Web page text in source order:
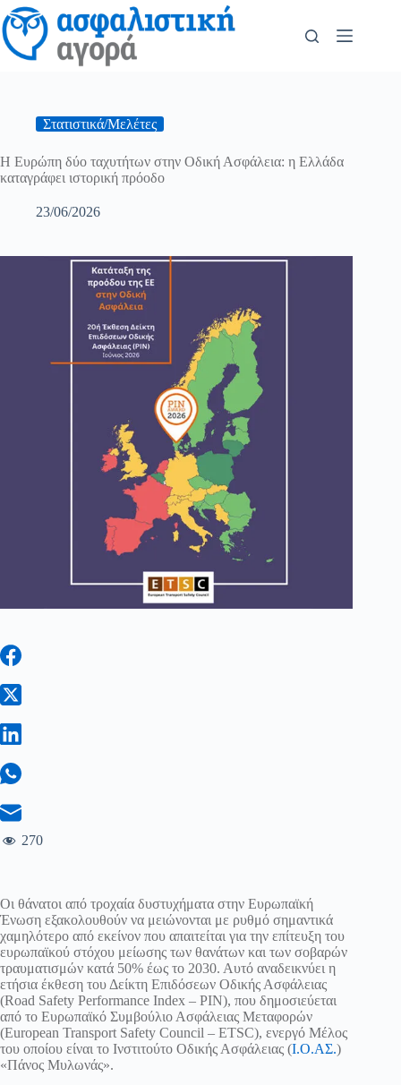
Στατιστικά/Μελέτες
Η Ευρώπη δύο ταχυτήτων στην Οδική Ασφάλεια: η Ελλάδα
καταγράφει ιστορική πρόοδο
23/06/2026
270
Οι θάνατοι από τροχαία δυστυχήματα στην Ευρωπαϊκή
Ένωση εξακολουθούν να μειώνονται με ρυθμό σημαντικά
χαμηλότερο από εκείνον που απαιτείται για την επίτευξη του
ευρωπαϊκού στόχου μείωσης των θανάτων και των σοβαρών
τραυματισμών κατά 50% έως το 2030. Αυτό αναδεικνύει η
ετήσια έκθεση του Δείκτη Επιδόσεων Οδικής Ασφάλειας
(Road Safety Performance Index – PIN), που δημοσιεύεται
από το Ευρωπαϊκό Συμβούλιο Ασφάλειας Μεταφορών
(European Transport Safety Council – ETSC), ενεργό Μέλος
του οποίου είναι το Ινστιτούτο Οδικής Ασφάλειας (Ι.Ο.ΑΣ.)
«Πάνος Μυλωνάς».